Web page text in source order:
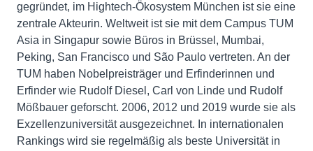
gegründet, im Hightech-Ökosystem München ist sie eine
zentrale Akteurin. Weltweit ist sie mit dem Campus TUM
Asia in Singapur sowie Büros in Brüssel, Mumbai,
Peking, San Francisco und São Paulo vertreten. An der
TUM haben Nobelpreisträger und Erfinderinnen und
Erfinder wie Rudolf Diesel, Carl von Linde und Rudolf
Mößbauer geforscht. 2006, 2012 und 2019 wurde sie als
Exzellenzuniversität ausgezeichnet. In internationalen
Rankings wird sie regelmäßig als beste Universität in